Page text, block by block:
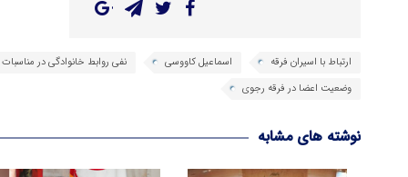
ارتباط با اسیران فرقه اسماعیل کاووسی
نفی روابط خانوادگی در
وضعیت اعضا در فرقه رجوی
نوشته های مشابه